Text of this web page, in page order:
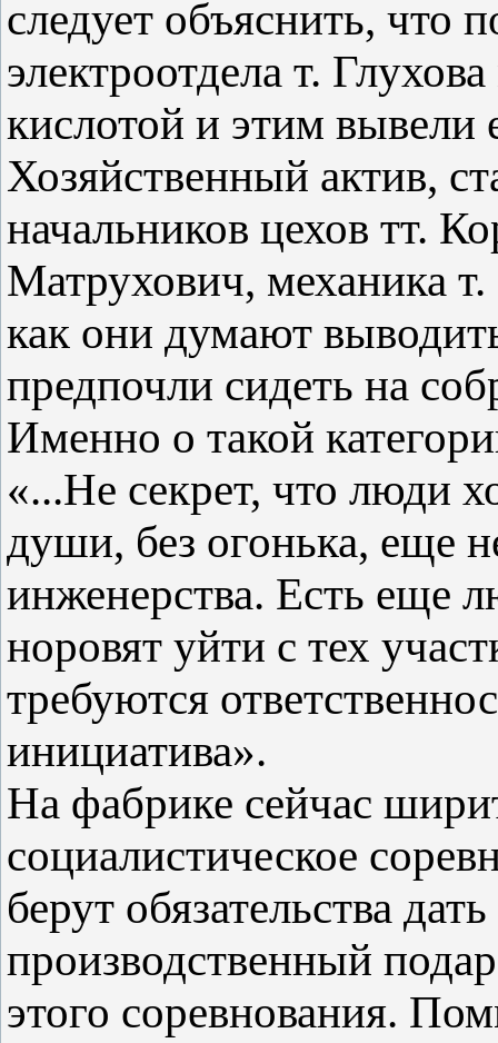
следует объяснить, что
электроотдела т.
кислотой и этим вывели
Хозяйственный актив,
начальников цехов тт.
Матрухович, механика
как они думают
предпочли сидеть на
Именно о такой
«...Не секрет, что люди
души, без огонька, еще
инженерства. Есть еще
норовят уйти с тех
требуются
инициатива».
На фабрике сейчас
социалистическое
берут обязательства
производственный
этого соревнования.